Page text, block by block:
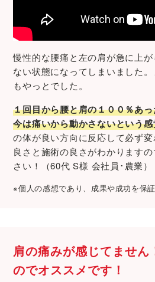
慢性的な腰痛と左の肩が急に上
ない状態になってしまいました
もやっとでした。
１回目から腰と肩の１００％あ
今は痛いから動かさないという
の体が良い方向に反応して必ず
良さと施術の良さがわかります
さい！（60代 S様 会社員･農業）
※個人の感想であり、成果や成功を保
肩の痛みが感じてません
のでオススメです！